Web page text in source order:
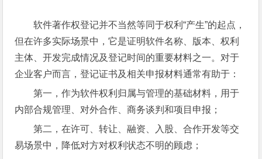
软件著作权登记并不当然等同于权利“产生”的起点，
但在许多实际场景中，它是证明软件名称、版本、权利
主体、开发完成情况及登记时间的重要材料之一。对于
企业客户而言，登记证书及相关申报材料通常有助于：
第一，作为软件权利归属与管理的基础材料，用于
内部合规管理、对外合作、商务谈判和项目申报；
第二，在许可、转让、融资、入股、合作开发等交
易场景中，降低对方对权利状态不明的顾虑；